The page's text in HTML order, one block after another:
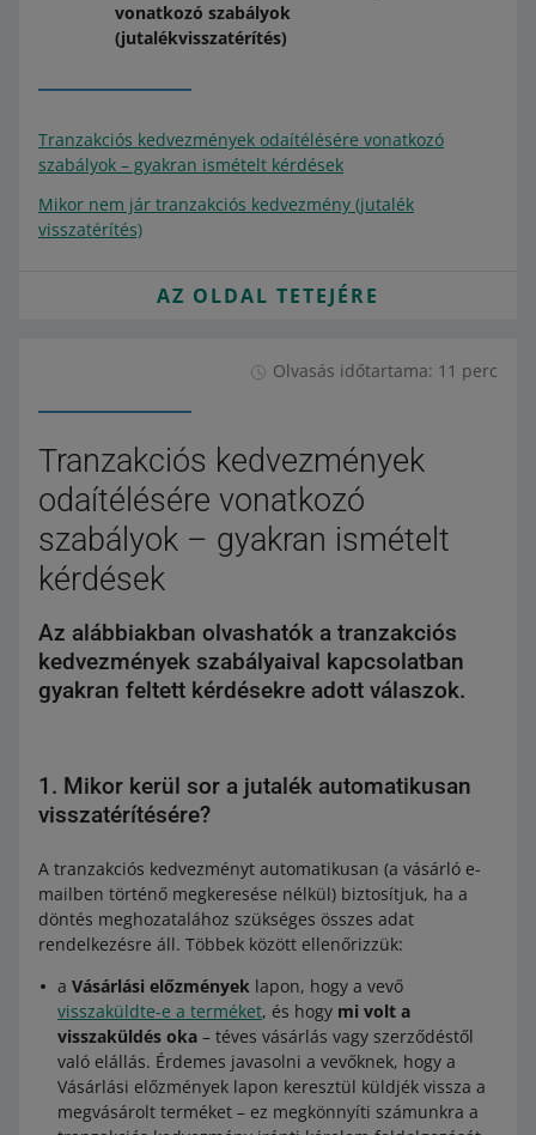
vonatkozó szabályok
(jutalékvisszatérítés)
Tranzakciós kedvezmények odaítélésére vonatkozó
szabályok – gyakran ismételt kérdések
Mikor nem jár tranzakciós kedvezmény (jutalék
visszatérítés)
AZ OLDAL TETEJÉRE
Olvasás időtartama: 11 perc
Tranzakciós kedvezmények
odaítélésére vonatkozó
szabályok – gyakran ismételt
kérdések
Az alábbiakban olvashatók a tranzakciós
kedvezmények szabályaival kapcsolatban
gyakran feltett kérdésekre adott válaszok.
1. Mikor kerül sor a jutalék automatikusan
visszatérítésére?
A tranzakciós kedvezményt automatikusan (a vásárló e-
mailben történő megkeresése nélkül) biztosítjuk, ha a
döntés meghozatalához szükséges összes adat
rendelkezésre áll. Többek között ellenőrizzük:
a Vásárlási előzmények lapon, hogy a vevő
visszaküldte-e a terméket, és hogy mi volt a
visszaküldés oka – téves vásárlás vagy szerződéstől
való elállás. Érdemes javasolni a vevőknek, hogy a
Vásárlási előzmények lapon keresztül küldjék vissza a
megvásárolt terméket – ez megkönnyíti számunkra a